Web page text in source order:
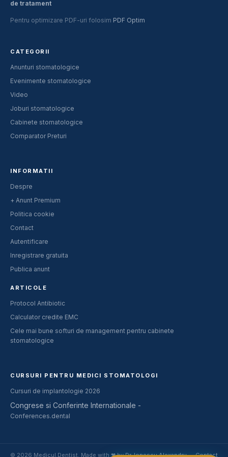
de tratament
Pentru optimizare PDF-uri folosim PDF Optim
CATEGORII
Anunturi stomatologice
Evenimente stomatologice
Video
Joburi stomatologice
Cabinete stomatologice
Comparator Preturi
INFORMATII
Despre
+ Anunt Premium
Politica cookie
Contact
Autentificare
Inregistrare gratuita
Publica anunt
ARTICOLE
Protocol Antibiotic
Calculator credite EMC
Cele mai bune softuri de management pentru cabinete
stomatologice
CURSURI PENTRU MEDICI STOMATOLOGI
Cursuri de implantologie 2026
Congrese si Conferinte Internationale -
Conferences.dental
© 2026 Medicul.Dentist. Made with ❤ byDr. Ionescu Alexandru Contact